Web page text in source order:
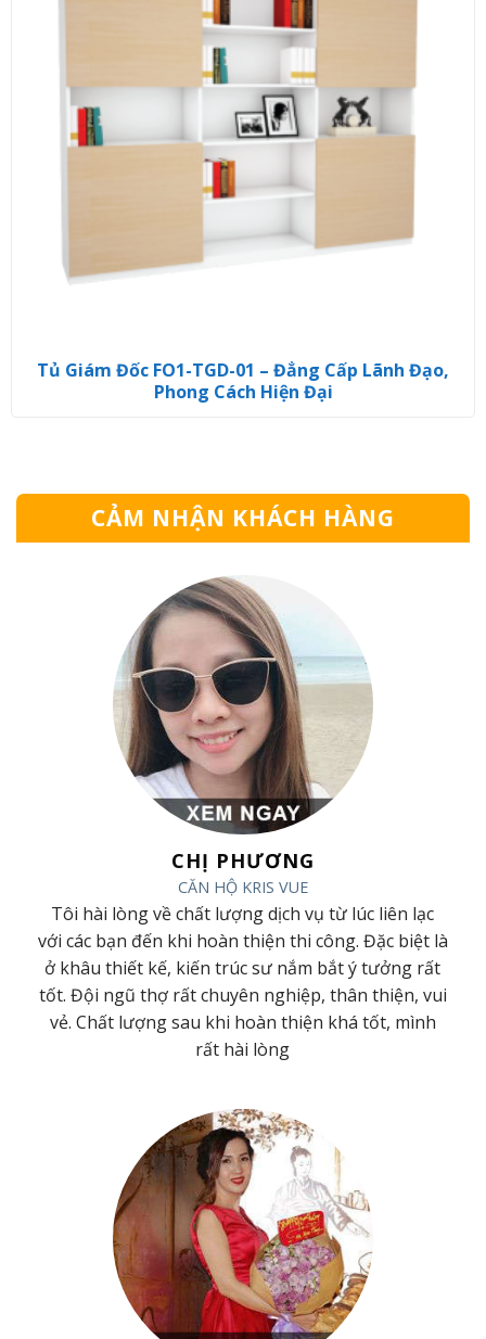
Tủ Giám Đốc FO1-TGD-01 – Đẳng Cấp Lãnh Đạo,
Phong Cách Hiện Đại
CẢM NHẬN KHÁCH HÀNG
CHỊ PHƯƠNG
CĂN HỘ KRIS VUE
Tôi hài lòng về chất lượng dịch vụ từ lúc liên lạc
với các bạn đến khi hoàn thiện thi công. Đặc biệt là
ở khâu thiết kế, kiến trúc sư nắm bắt ý tưởng rất
tốt. Đội ngũ thợ rất chuyên nghiệp, thân thiện, vui
vẻ. Chất lượng sau khi hoàn thiện khá tốt, mình
rất hài lòng